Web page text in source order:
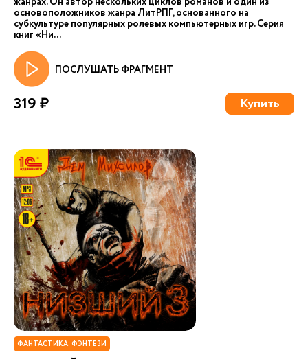
основоположников жанра ЛитРПГ, основанного на
субкультуре популярных ролевых компьютерных игр. Серия
книг «Ни...
ПОСЛУШАТЬ ФРАГМЕНТ
319 ₽ Купить
ФАНТАСТИКА. ФЭНТЕЗИ